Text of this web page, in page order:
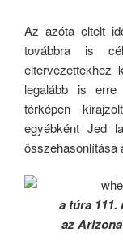
Az azóta eltelt
továbbra is
eltervezettekhez
legalább is
térképen
egyébként Jed
összehasonlítása
a túra 111.
az